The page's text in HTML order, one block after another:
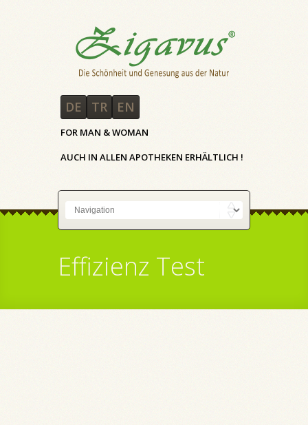
DE TR EN
FOR MAN & WOMAN
AUCH IN ALLEN APOTHEKEN ERHÄLTLICH !
Effizienz Test